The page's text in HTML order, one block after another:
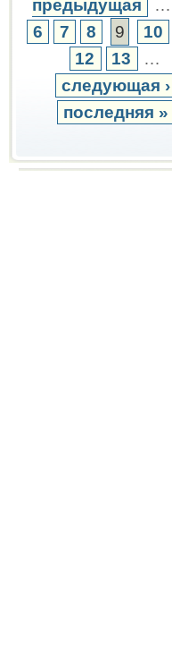
предыдущая …
6
7 8 9 10
12
13
…
следующая ›
последняя »